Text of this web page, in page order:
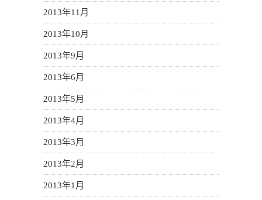
2013年11月
2013年10月
2013年9月
2013年6月
2013年5月
2013年4月
2013年3月
2013年2月
2013年1月